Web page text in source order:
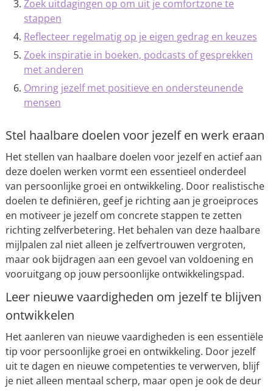
Zoek uitdagingen op om uit je comfortzone te
stappen
Reflecteer regelmatig op je eigen gedrag en keuzes
Zoek inspiratie in boeken, podcasts of gesprekken
met anderen
Omring jezelf met positieve en ondersteunende
mensen
Stel haalbare doelen voor jezelf en werk eraan
Het stellen van haalbare doelen voor jezelf en actief aan
deze doelen werken vormt een essentieel onderdeel
van persoonlijke groei en ontwikkeling. Door realistische
doelen te definiëren, geef je richting aan je groeiproces
en motiveer je jezelf om concrete stappen te zetten
richting zelfverbetering. Het behalen van deze haalbare
mijlpalen zal niet alleen je zelfvertrouwen vergroten,
maar ook bijdragen aan een gevoel van voldoening en
vooruitgang op jouw persoonlijke ontwikkelingspad.
Leer nieuwe vaardigheden om jezelf te blijven
ontwikkelen
Het aanleren van nieuwe vaardigheden is een essentiële
tip voor persoonlijke groei en ontwikkeling. Door jezelf
uit te dagen en nieuwe competenties te verwerven, blijf
je niet alleen mentaal scherp, maar open je ook de deur